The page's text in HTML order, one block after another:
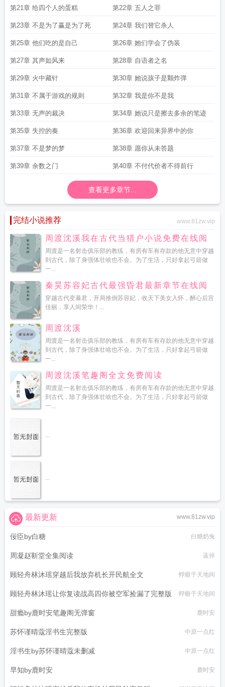
第21章 给四个人的蛋糕 第22章 五人之罪
第23章 不是为了赢是为了死 第24章 我们替它杀人
第25章 他们吃的是自己 第26章 她们学会了伪装
第27章 其声如风来 第28章 自语者之名
第29章 火中藏针 第30章 她说孩子是颗炸弹
第31章 不属于游戏的规则 第32章 我是你不是我
第33章 无声的裁决 第34章 她说只是擦去多余的笔迹
第35章 失控的奏 第36章 欢迎回来异界中的你
第37章 不是梦的梦 第38章 愿你从未答题
第39章 余数之门 第40章 不付代价者不得前行
查看更多章节...
完结小说推荐 www.81zw.vip
周渡沈溪我在古代当猎户小说免费在线阅
读
周渡是一名射击俱乐部的教练，有房有车有存款的他无意中穿越
到古代，除了身强体壮啥也不会。为了生活，只好拿起弓箭做
一...
秦昊苏容妃古代最强昏君最新章节在线阅
读
穿越古代变暴君，开局推倒苏容妃，收天下美女入怀，醉心后宫
佳丽，享人间荣华！...
周渡沈溪
周渡是一名射击俱乐部的教练，有房有车有存款的他无意中穿越
到古代，除了身强体壮啥也不会。为了生活，只好拿起弓箭做
一...
周渡沈溪笔趣阁全文免费阅读
周渡是一名射击俱乐部的教练，有房有车有存款的他无意中穿越
到古代，除了身强体壮啥也不会。为了生活，只好拿起弓箭做
一...
...
...
www.81zw.vip
最新更新
佞臣by白糖 白糖奶兔
周凝赵靳堂全集阅读 蓝掉
顾轻舟林沐瑶穿越后我放弃机长开民航全文 蜉蝣于天地间
顾轻舟林沐瑶让你复读战高四你被空军捡漏了完整版 蜉蝣于天地间
甜瘾by鹿时安笔趣阁无弹窗 鹿时安
苏怀谨晴蔻淫书生完整版 中原一点红
淫书生by苏怀谨晴蔻未删减 中原一点红
早知by鹿时安 鹿时安